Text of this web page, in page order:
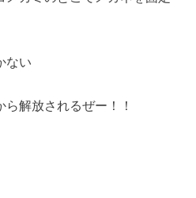
ない
解放されるぜー！！